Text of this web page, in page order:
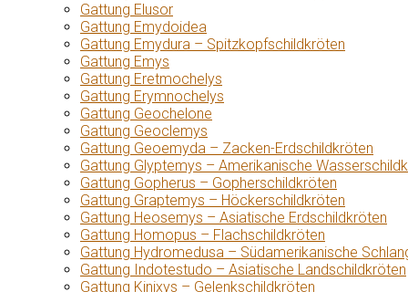
Gattung Elusor
Gattung Emydoidea
Gattung Emydura – Spitzkopfschildkröten
Gattung Emys
Gattung Eretmochelys
Gattung Erymnochelys
Gattung Geochelone
Gattung Geoclemys
Gattung Geoemyda – Zacken-Erdschildkröten
Gattung Glyptemys – Amerikanische
Gattung Gopherus – Gopherschildkröten
Gattung Graptemys – Höckerschildkröten
Gattung Heosemys – Asiatische Erdschildkröten
Gattung Homopus – Flachschildkröten
Gattung Hydromedusa – Südamerikanische
Gattung Indotestudo – Asiatische Landschildkröten
Gattung Kinixys – Gelenkschildkröten